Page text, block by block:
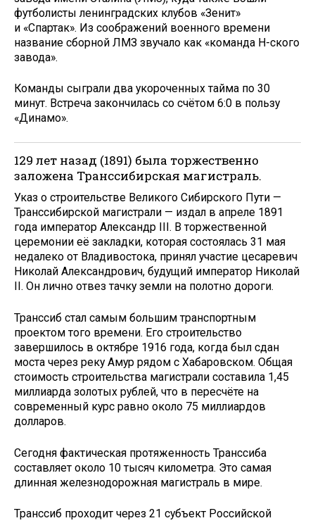
футболисты ленинградских клубов «Зенит»
и «Спартак». Из соображений военного времени
название сборной ЛМЗ звучало как «команда Н-ского
завода».
Команды сыграли два укороченных тайма по 30
минут. Встреча закончилась со счётом 6:0 в пользу
«Динамо».
129 лет назад (1891) была торжественно
заложена Транссибирская магистраль.
Указ о строительстве Великого Сибирского Пути —
Транссибирской магистрали — издал в апреле 1891
года император Александр III. В торжественной
церемонии её закладки, которая состоялась 31 мая
недалеко от Владивостока, принял участие цесаревич
Николай Александрович, будущий император Николай
II. Он лично отвез тачку земли на полотно дороги.
Транссиб стал самым большим транспортным
проектом того времени. Его строительство
завершилось в октябре 1916 года, когда был сдан
моста через реку Амур рядом с Хабаровском. Общая
стоимость строительства магистрали составила 1,45
миллиарда золотых рублей, что в пересчёте на
современный курс равно около 75 миллиардов
долларов.
Сегодня фактическая протяженность Транссиба
составляет около 10 тысяч километра. Это самая
длинная железнодорожная магистраль в мире.
Транссиб проходит через 21 субъект Российской